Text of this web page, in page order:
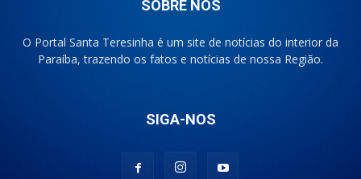
SOBRE NÓS
O Portal Santa Teresinha é um site de notícias do interior da
Paraíba, trazendo os fatos e notícias de nossa Região.
SIGA-NOS